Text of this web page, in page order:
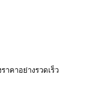
าคาอย่างรวดเร็ว